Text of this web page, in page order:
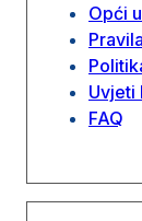
Opći
Uvjeti
FAQ